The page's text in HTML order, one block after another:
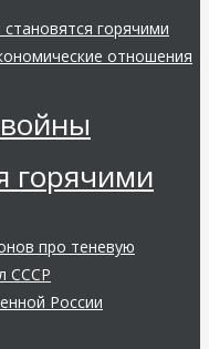
отношения
горячими
России